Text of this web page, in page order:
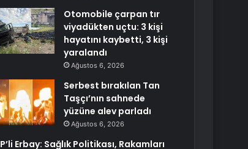
Otomobile çarpan tır
viyadükten uçtu: 3 kişi
hayatını kaybetti, 3 kişi
yaralandı
Ağustos 6, 2026
Serbest bırakılan Tan
Taşçı’nın sahnede
yüzüne alev parladı
Ağustos 6, 2026
Erbay: Sağlık Politikası, Rakamları